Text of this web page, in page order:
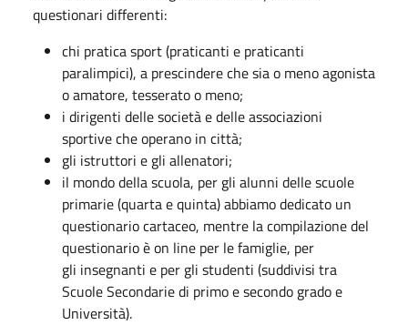
questionari differenti:
chi pratica sport (praticanti e praticanti
paralimpici), a prescindere che sia o meno agonista
o amatore, tesserato o meno;
i dirigenti delle società e delle associazioni
sportive che operano in città;
gli istruttori e gli allenatori;
il mondo della scuola, per gli alunni delle scuole
primarie (quarta e quinta) abbiamo dedicato un
questionario cartaceo, mentre la compilazione del
questionario è on line per le famiglie, per
gli insegnanti e per gli studenti (suddivisi tra
Scuole Secondarie di primo e secondo grado e
Università).